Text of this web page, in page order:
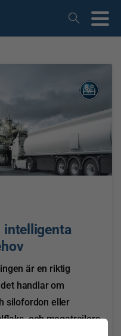
0
intelligenta
är en riktig
handlar om
silofordon eller
och megatrailers